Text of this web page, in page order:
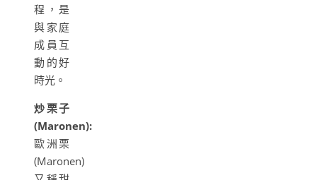
程，是
與家庭
成員互
動的好
時光。
炒栗子
(Maronen):
歐洲栗
(Maronen)